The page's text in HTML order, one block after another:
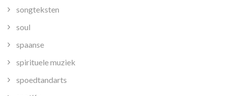
songteksten
soul
spaanse
spirituele muziek
spoedtandarts